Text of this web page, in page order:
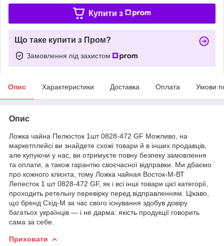
Купити з
Що таке купити з Пром?
Замовлення під захистом
Опис Характеристики Доставка Оплата Умови
Опис
Ложка чайна Пелюсток 1шт 0828-472 GF Можливо, на
маркетплейсі ви знайдете схожі товари й в інших продавців,
але купуючи у нас, ви отримуєте повну безпеку замовлення
та оплати, а також гарантію своєчасної відправки. Ми дбаємо
про кожного клієнта, тому Ложка чайная Восток-М-ВТ
Лепесток 1 шт 0828-472 GF, як і всі інші товари цієї категорії,
проходить ретельну перевірку перед відправленням. Цікаво,
що бренд Схід-М за час свого існування здобув довіру
багатьох українців — і не дарма: якість продукції говорить
сама за себе.
Приховати